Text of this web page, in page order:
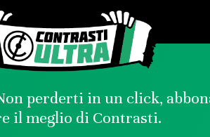
perderti in un click,
il meglio di Contrasti.